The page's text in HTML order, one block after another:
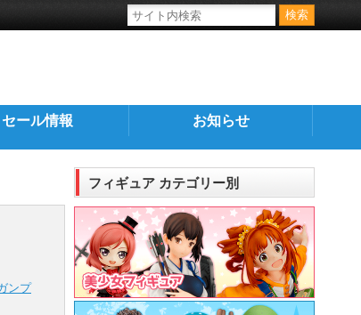
セール情報 お知らせ
ンプ
フィギュア カテゴリー別